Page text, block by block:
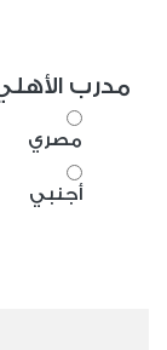
مدرب
مصري
أجنبي